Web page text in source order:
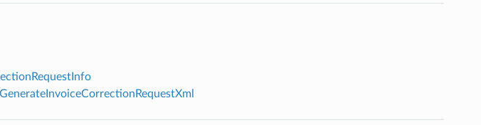
GenerateInvoiceCorrectionRequestXml